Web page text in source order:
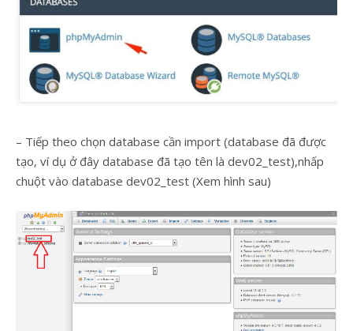
– Tiếp theo chọn database cần import (database đã được
tạo, ví dụ ở đây database đã tạo tên là dev02_test),nhấp
chuột vào database dev02_test (Xem hình sau)